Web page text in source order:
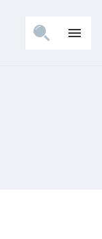
menu